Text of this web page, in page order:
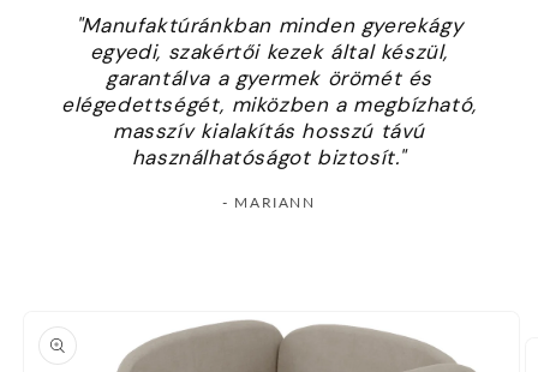
"Manufaktúránkban minden gyerekágy
egyedi, szakértői kezek által készül,
garantálva a gyermek örömét és
elégedettségét, miközben a megbízható,
masszív kialakítás hosszú távú
használhatóságot biztosít."
- MARIANN
termékadatokra